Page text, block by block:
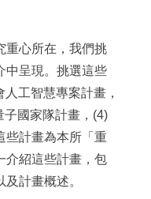
重心所在，我們挑
中呈現。挑選這些
工智慧專案計畫，
子國家隊計畫，(4)
些計畫為本所「重
介紹這些計畫，包
計畫概述。